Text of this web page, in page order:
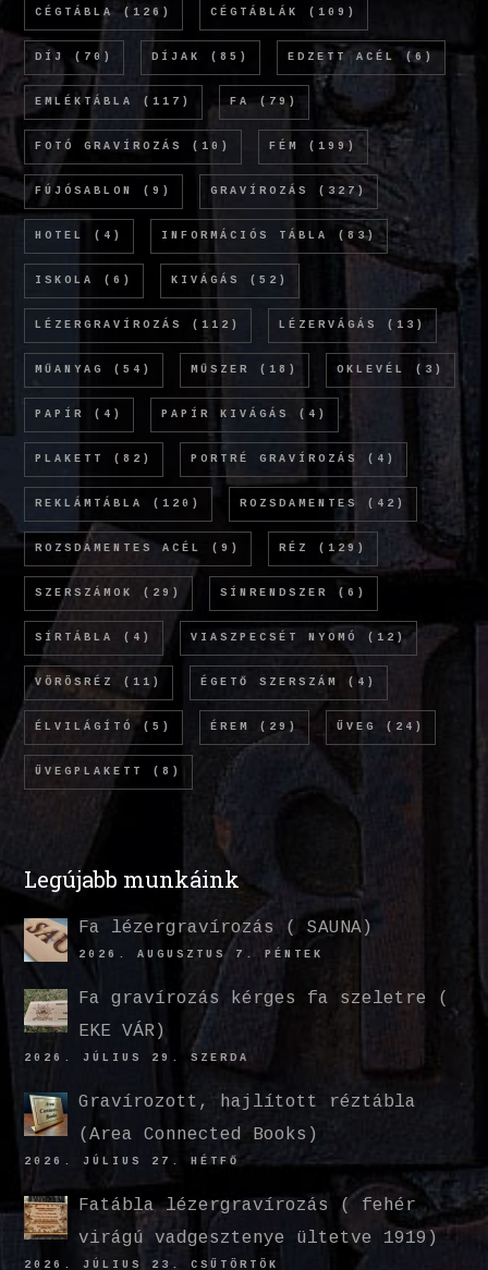
CÉGTÁBLA (126) CÉGTÁBLÁK (109)
DÍJ (70) DÍJAK (85) EDZETT ACÉL (6)
EMLÉKTÁBLA (117) FA (79)
FOTÓ GRAVÍROZÁS (10) FÉM (199)
FÚJÓSABLON (9) GRAVÍROZÁS (327)
HOTEL (4) INFORMÁCIÓS TÁBLA (83)
ISKOLA (6) KIVÁGÁS (52)
LÉZERGRAVÍROZÁS (112) LÉZERVÁGÁS (13)
MŰANYAG (54) MŰSZER (18) OKLEVÉL (3)
PAPÍR (4) PAPÍR KIVÁGÁS (4)
PLAKETT (82) PORTRÉ GRAVÍROZÁS (4)
REKLÁMTÁBLA (120) ROZSDAMENTES (42)
ROZSDAMENTES ACÉL (9) RÉZ (129)
SZERSZÁMOK (29) SÍNRENDSZER (6)
SÍRTÁBLA (4) VIASZPECSÉT NYOMÓ (12)
VÖRÖSRÉZ (11) ÉGETŐ SZERSZÁM (4)
ÉLVILÁGÍTÓ (5) ÉREM (29) ÜVEG (24)
ÜVEGPLAKETT (8)
Legújabb munkáink
Fa lézergravírozás ( SAUNA)
2026. AUGUSZTUS 7. PÉNTEK
Fa gravírozás kérges fa szeletre (
EKE VÁR)
2026. JÚLIUS 29. SZERDA
Gravírozott, hajlított réztábla
(Area Connected Books)
2026. JÚLIUS 27. HÉTFŐ
Fatábla lézergravírozás ( fehér
virágú vadgesztenye ültetve 1919)
2026. JÚLIUS 23. CSÜTÖRTÖK